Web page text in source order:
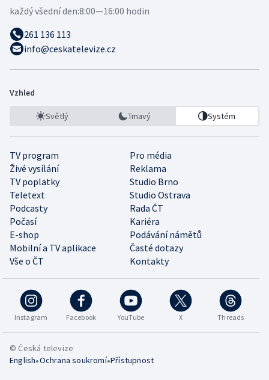
každý všední den:8:00—16:00 hodin
261 136 113
info@ceskatelevize.cz
Vzhled
Světlý Tmavý Systém
TV program
Pro média
Živé vysílání
Reklama
TV poplatky
Studio Brno
Teletext
Studio Ostrava
Podcasty
Rada ČT
Počasí
Kariéra
E-shop
Podávání námětů
Mobilní a TV aplikace
Časté dotazy
Vše o ČT
Kontakty
Instagram Facebook YouTube X Threads
© Česká televize
English•Ochrana soukromí•Přístupnost